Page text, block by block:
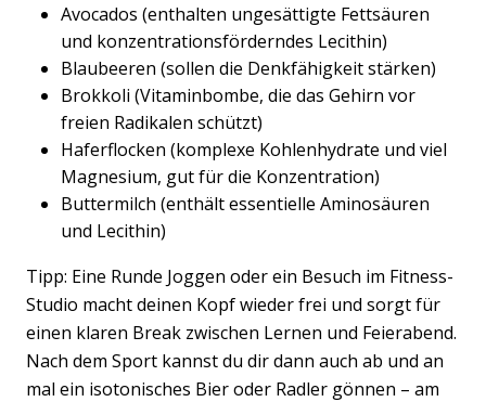
Avocados (enthalten ungesättigte Fettsäuren
und konzentrationsförderndes Lecithin)
Blaubeeren (sollen die Denkfähigkeit stärken)
Brokkoli (Vitaminbombe, die das Gehirn vor
freien Radikalen schützt)
Haferflocken (komplexe Kohlenhydrate und viel
Magnesium, gut für die Konzentration)
Buttermilch (enthält essentielle Aminosäuren
und Lecithin)
Tipp: Eine Runde Joggen oder ein Besuch im Fitness-
Studio macht deinen Kopf wieder frei und sorgt für
einen klaren Break zwischen Lernen und Feierabend.
Nach dem Sport kannst du dir dann auch ab und an
mal ein isotonisches Bier oder Radler gönnen – am